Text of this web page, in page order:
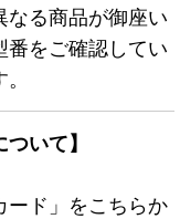
なる商品が御座い
番をご確認してい
いて】
ード」をこちらか